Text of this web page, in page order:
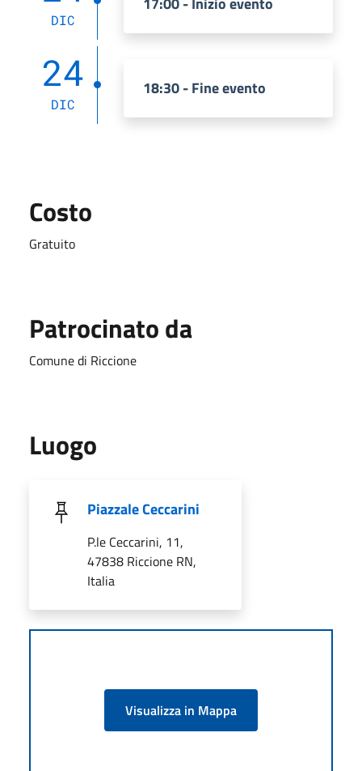
DIC
24
DIC
18:30 - Fine evento
Costo
Gratuito
Patrocinato da
Comune di Riccione
Luogo
Piazzale Ceccarini
P.le Ceccarini, 11,
47838 Riccione RN,
Italia
Visualizza in Mappa